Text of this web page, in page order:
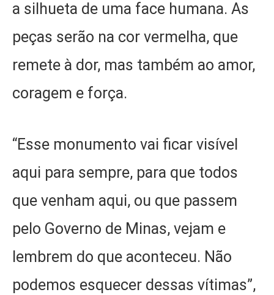
a silhueta de uma face humana. As
peças serão na cor vermelha, que
remete à dor, mas também ao amor,
coragem e força.
“Esse monumento vai ficar visível
aqui para sempre, para que todos
que venham aqui, ou que passem
pelo Governo de Minas, vejam e
lembrem do que aconteceu. Não
podemos esquecer dessas vítimas”,